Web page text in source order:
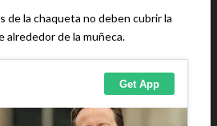
de la chaqueta no deben cubrir la
alrededor de la muñeca.